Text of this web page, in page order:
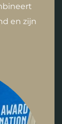
en zijn